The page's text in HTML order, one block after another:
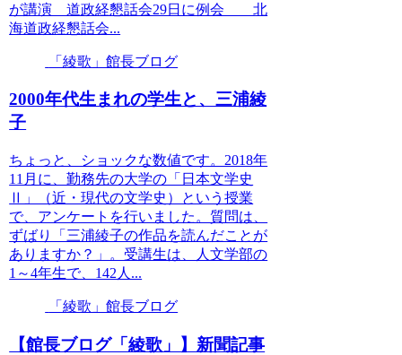
が講演 道政経懇話会29日に例会 北
海道政経懇話会...
「綾歌」館長ブログ
2000年代生まれの学生と、三浦綾
子
ちょっと、ショックな数値です。2018年
11月に、勤務先の大学の「日本文学史
Ⅱ」（近・現代の文学史）という授業
で、アンケートを行いました。質問は、
ずばり「三浦綾子の作品を読んだことが
ありますか？」。受講生は、人文学部の
1～4年生で、142人...
「綾歌」館長ブログ
【館長ブログ「綾歌」】新聞記事